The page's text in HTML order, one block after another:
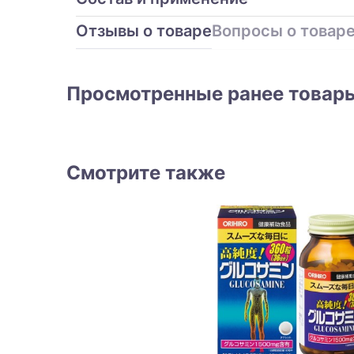
Отзывы о товареВопросы о
Просмотренные ранее
Смотрите также